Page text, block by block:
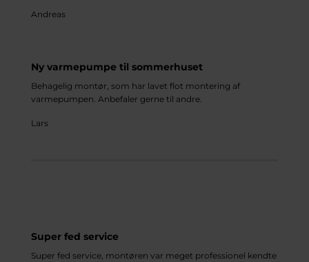
Andreas
Ny varmepumpe til sommerhuset
Behagelig montør, som har lavet flot montering af
varmepumpen. Anbefaler gerne til andre.
Lars
Super fed service
Super fed service, montøren var meget professionel kendte